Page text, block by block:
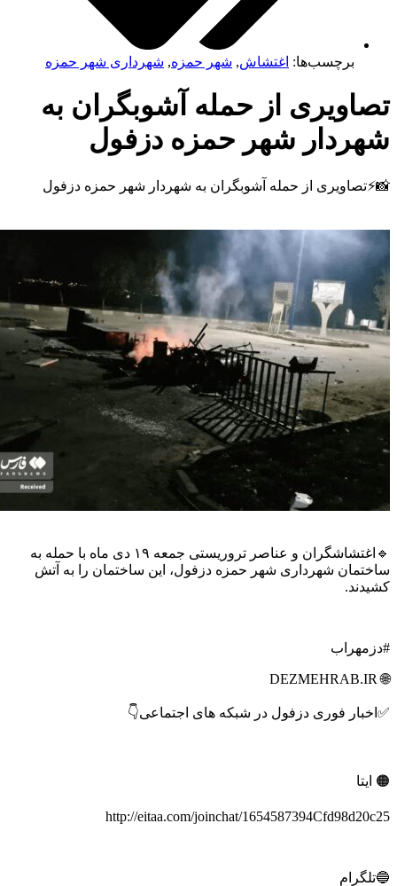
برچسب‌ها:اغتشاش,شهر حمزه ,شهرداری شهر حمزه
از حمله آشوبگران به
شهر حمزه دزفول
از حمله آشوبگران به شهردار شهر حمزه دزفول
🔹اغتشاشگران و عناصر تروریستی جمعه ۱۹ دی ماه با حمله به
شهرداری شهر حمزه دزفول، این ساختمان را به آتش
فوری دزفول در شبکه های اجتماعی👇
http://eitaa.com/joinchat/